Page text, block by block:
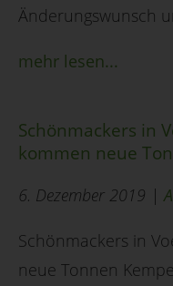
Änderungswunsch
mehr lesen...
Schönmackers in
kommen neue
6. Dezember 2019 |
Schönmackers in
neue Tonnen